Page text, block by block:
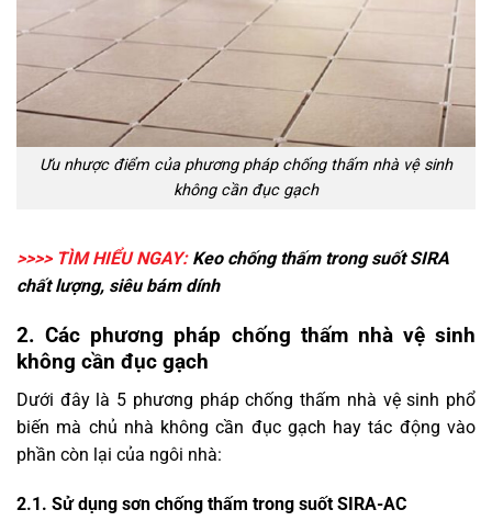
Ưu nhược điểm của phương pháp chống thấm nhà vệ sinh
không cần đục gạch
>>>> TÌM HIỂU NGAY: Keo chống thấm trong suốtSIRA
chất lượng, siêu bám dính
2. Các phương pháp chống thấm nhà vệ sinh
không cần đục gạch
Dưới đây là 5 phương pháp chống thấm nhà vệ sinh phổ
biến mà chủ nhà không cần đục gạch hay tác động vào
phần còn lại của ngôi nhà:
2.1. Sử dụng sơn chống thấm trong suốt SIRA-AC